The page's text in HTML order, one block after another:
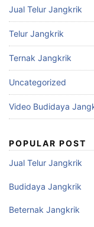
Jual Telur Jangkrik
Telur Jangkrik
Ternak Jangkrik
Uncategorized
Video Budidaya
POPULAR POST
Jual Telur Jangkrik
Budidaya Jangkrik
Beternak Jangkrik